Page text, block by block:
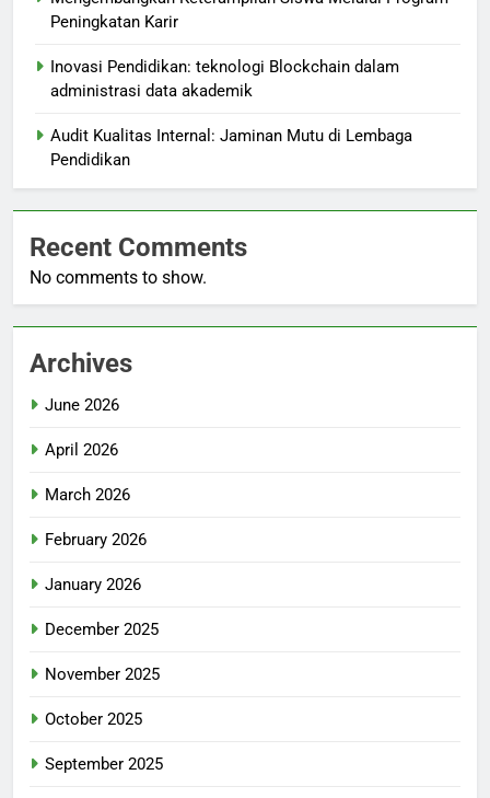
Peningkatan Karir
Inovasi Pendidikan: teknologi Blockchain dalam
administrasi data akademik
Audit Kualitas Internal: Jaminan Mutu di Lembaga
Pendidikan
Recent Comments
No comments to show.
Archives
June 2026
April 2026
March 2026
February 2026
January 2026
December 2025
November 2025
October 2025
September 2025